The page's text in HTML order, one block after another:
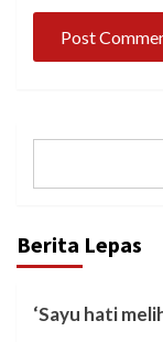
Berita Lepas
‘Sayu hati